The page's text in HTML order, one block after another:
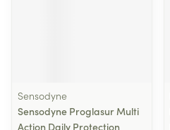
Sensodyne
Sensodyne Proglasur Multi
Action Daily Protection